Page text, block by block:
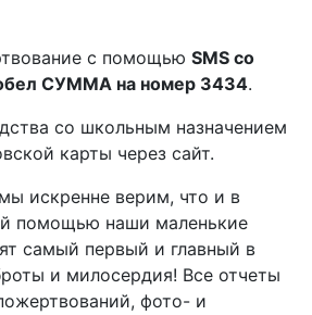
с помощьюSMS со
СУММА на номер 3434.
со школьным назначением
карты через сайт.
искренне верим, что и в
помощью наши маленькие
самый первый и главный в
и милосердия! Все отчеты
фото- и